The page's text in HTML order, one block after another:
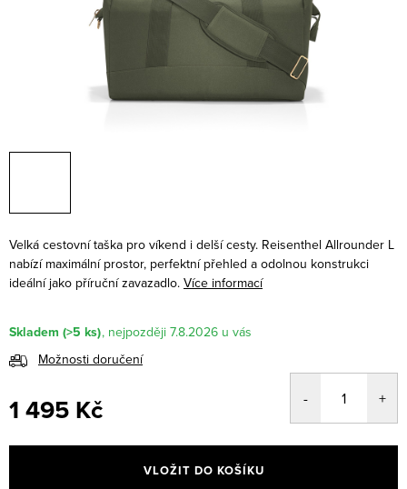
Velká cestovní taška pro víkend i delší cesty. Reisenthel Allrounder L
nabízí maximální prostor, perfektní přehled a odolnou konstrukci
ideální jako příruční zavazadlo. Více informací
Skladem (>5 ks)
7.8.2026
Možnosti doručení
1 495 Kč
cena:
VLOŽIT DO KOŠÍKU